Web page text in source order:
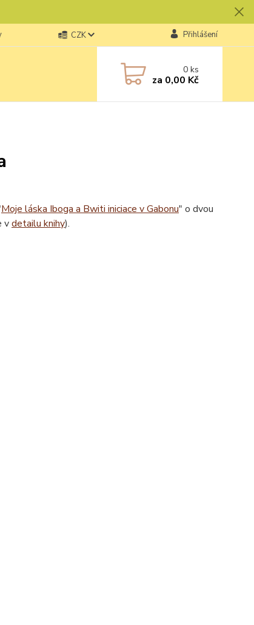
CZK Přihlášení
0ks
za 0,00 Kč
Moje láska Iboga a Bwiti iniciace v Gabonu" o dvou
vdetailu knihy).